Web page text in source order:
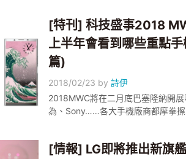
[特刊] 科技盛事2018
上半年會看到哪些重點
篇)
2018/02/23 by詩伊
2018MWC將在二月底巴塞隆納開
為、Sony……各大手機廠商都摩拳
[情報] LG即將推出新旗